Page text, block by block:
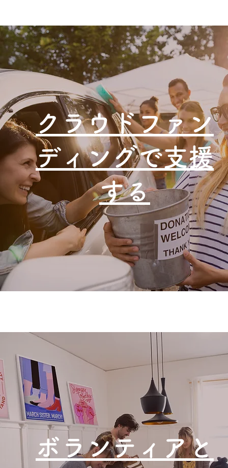
クラウドファン
ディングで支援
する
ボランティアと